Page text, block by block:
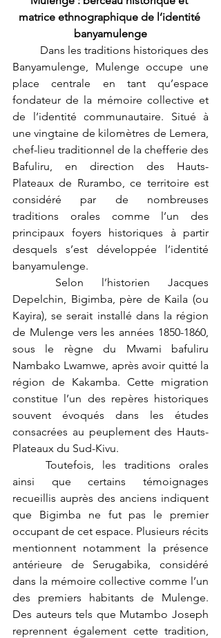
matrice ethnographique de l’identité
banyamulenge
Banyamulenge, Mulenge occupe une
place centrale en tant qu’espace
fondateur de la mémoire collective et
de l’identité communautaire. Situé à
une vingtaine de kilomètres de Lemera,
chef-lieu traditionnel de la chefferie des
Bafuliru, en direction des Hauts-
Plateaux de Rurambo, ce territoire est
considéré par de nombreuses
traditions orales comme l’un des
principaux foyers historiques à partir
desquels s’est développée l’identité
banyamulenge.
Depelchin, Bigimba, père de Kaila (ou
Kayira), se serait installé dans la région
de Mulenge vers les années 1850-1860,
sous le règne du Mwami bafuliru
Nambako Lwamwe, après avoir quitté la
région de Kakamba. Cette migration
constitue l’un des repères historiques
souvent évoqués dans les études
consacrées au peuplement des Hauts-
Plateaux du Sud-Kivu.
ainsi que certains témoignages
recueillis auprès des anciens indiquent
que Bigimba ne fut pas le premier
occupant de cet espace. Plusieurs récits
mentionnent notamment la présence
antérieure de Serugabika, considéré
dans la mémoire collective comme l’un
des premiers habitants de Mulenge.
Des auteurs tels que Mutambo Joseph
reprennent également cette tradition,